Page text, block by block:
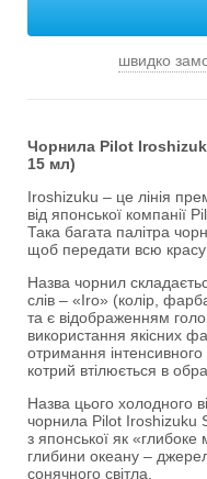
швидко
Чорнила Pilot
15 мл)
Iroshizuku – це лінія
від японської компанії
Така багата палітра
щоб передати всю красу
Назва чорнил
слів – «Iro» (колір,
та є відображенням
використання якісних
отримання
котрий втілюється в
Назва цього холодного
чорнила Pilot Iroshizuku
з японської як
глибини океану –
сонячного світла.